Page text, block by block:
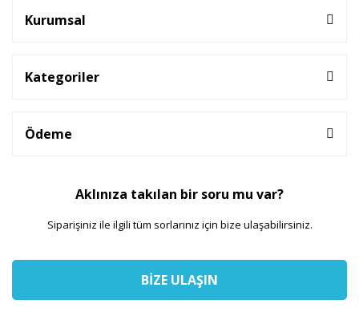
Kurumsal
Kategoriler
Ödeme
Aklınıza takılan bir soru mu var?
Siparişiniz ile ilgili tüm sorlarınız için bize ulaşabilirsiniz.
BİZE ULAŞIN